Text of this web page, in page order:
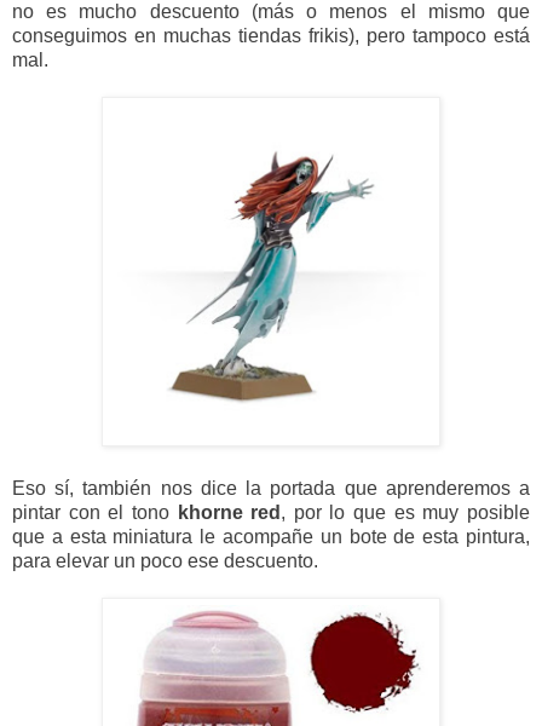
no es mucho descuento (más o menos el mismo que
conseguimos en muchas tiendas frikis), pero tampoco está
mal.
Eso sí, también nos dice la portada que aprenderemos a
pintar con el tono khorne red , por lo que es muy posible
que a esta miniatura le acompañe un bote de esta pintura,
para elevar un poco ese descuento.